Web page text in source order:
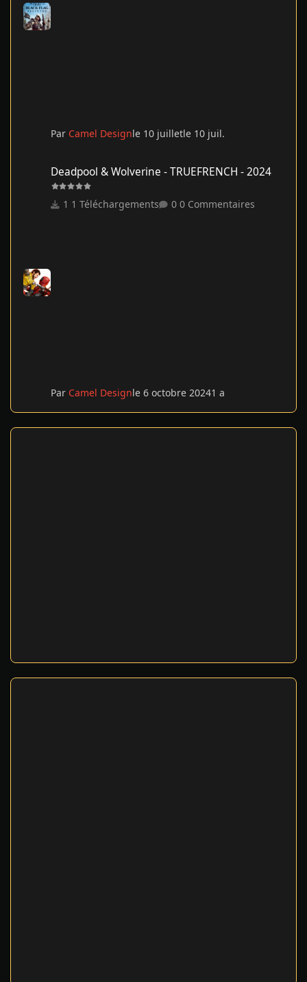
Par Camel Designle 10 juilletle 10 juil.
Deadpool & Wolverine - TRUEFRENCH - 2024
1 Téléchargements 0 Commentaires
Par Camel Designle 6 octobre 20241 a